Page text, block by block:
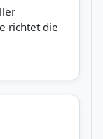
richtet die